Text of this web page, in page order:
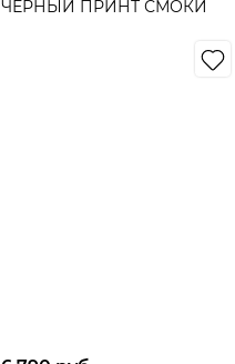
ЧЁРНЫЙ ПРИНТ СМОКИ